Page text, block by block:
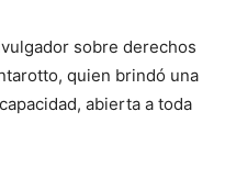
sobre derechos
quien brindó una
abierta a toda